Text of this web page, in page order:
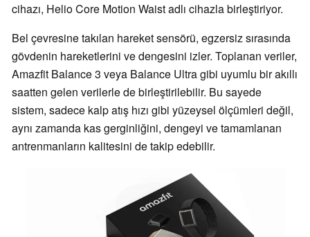
cihazı, Helio Core Motion Waist adlı cihazla birleştiriyor.
Bel çevresine takılan hareket sensörü, egzersiz sırasında
gövdenin hareketlerini ve dengesini izler. Toplanan veriler,
Amazfit Balance 3 veya Balance Ultra gibi uyumlu bir akıllı
saatten gelen verilerle de birleştirilebilir. Bu sayede
sistem, sadece kalp atış hızı gibi yüzeysel ölçümleri değil,
aynı zamanda kas gerginliğini, dengeyi ve tamamlanan
antrenmanların kalitesini de takip edebilir.